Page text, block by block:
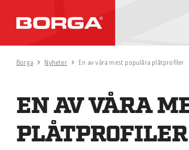
Borga Nyheter En av våra mest populära plåtprofiler
EN AV VÅRA
PLÅTPROFILER